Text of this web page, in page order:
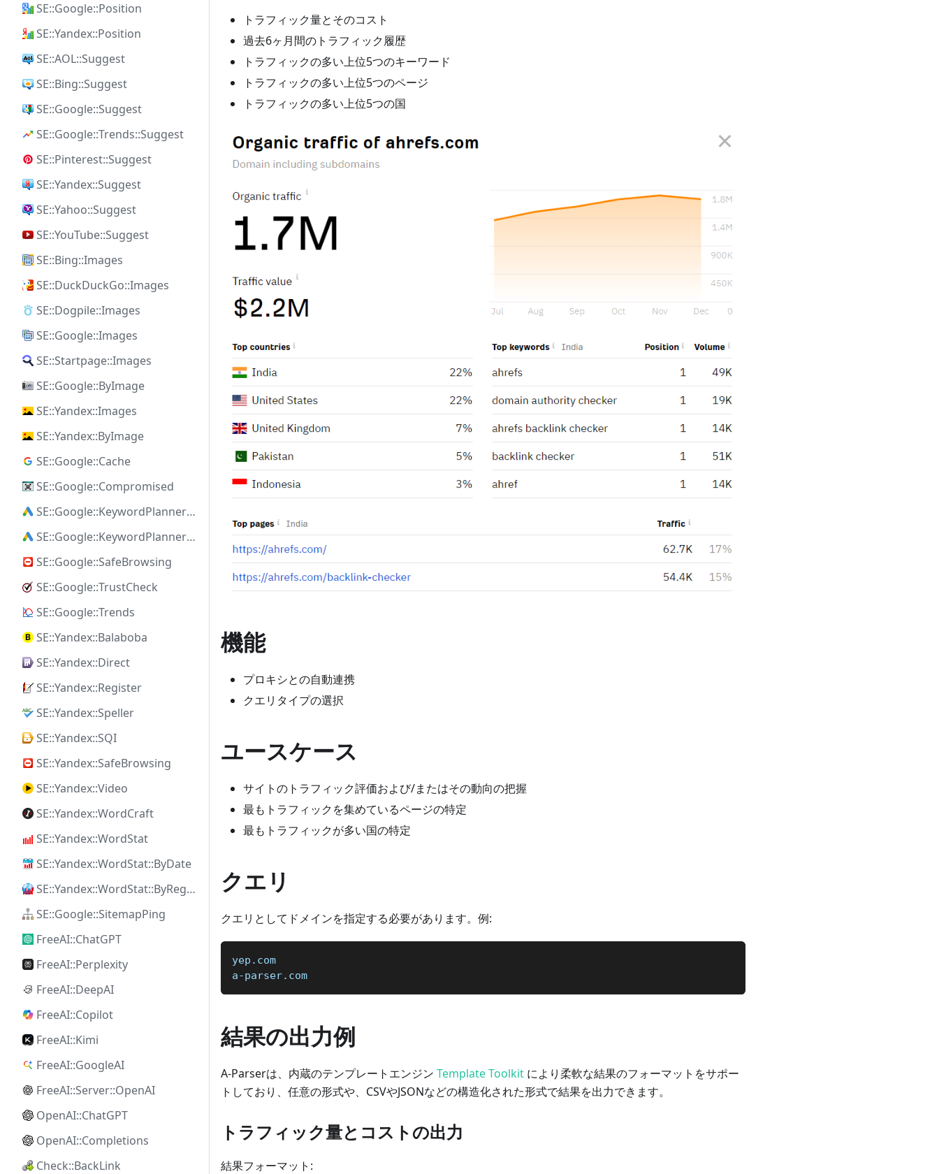
SE::Google::Position
SE::Yandex::Position
SE::AOL::Suggest
SE::Bing::Suggest
SE::Google::Suggest
SE::Google::Trends::Suggest
SE::Pinterest::Suggest
SE::Yandex::Suggest
SE::Yahoo::Suggest
SE::YouTube::Suggest
SE::Bing::Images
SE::DuckDuckGo::Images
SE::Dogpile::Images
SE::Google::Images
SE::Startpage::Images
SE::Google::ByImage
SE::Yandex::Images
SE::Yandex::ByImage
SE::Google::Cache
SE::Google::Compromised
SE::Google::KeywordPlanner::Ideas
SE::Google::KeywordPlanner::SearchVolume
SE::Google::SafeBrowsing
SE::Google::TrustCheck
SE::Google::Trends
SE::Yandex::Balaboba
SE::Yandex::Direct
SE::Yandex::Register
SE::Yandex::Speller
SE::Yandex::SQI
SE::Yandex::SafeBrowsing
SE::Yandex::Video
SE::Yandex::WordCraft
SE::Yandex::WordStat
SE::Yandex::WordStat::ByDate
SE::Yandex::WordStat::ByRegion
SE::Google::SitemapPing
FreeAI::ChatGPT
FreeAI::Perplexity
FreeAI::DeepAI
FreeAI::Copilot
FreeAI::Kimi
FreeAI::GoogleAI
FreeAI::Server::OpenAI
OpenAI::ChatGPT
OpenAI::Completions
Check::BackLink
トラフィック量とそのコスト
過去6ヶ月間のトラフィック履歴
トラフィックの多い上位5つのキーワード
トラフィックの多い上位5つのページ
トラフィックの多い上位5つの国
機能
プロキシとの自動連携
クエリタイプの選択
ユースケース
サイトのトラフィック評価および/またはその動向の把握
最もトラフィックを集めているページの特定
最もトラフィックが多い国の特定
クエリ
クエリとしてドメインを指定する必要があります。例:
yep.com
a-parser.com
結果の出力例
A-Parserは、内蔵のテンプレートエンジン Template Toolkit により柔軟な結果のフォーマットをサポー
トしており、任意の形式や、CSVやJSONなどの構造化された形式で結果を出力できます。
トラフィック量とコストの出力
結果フォーマット: